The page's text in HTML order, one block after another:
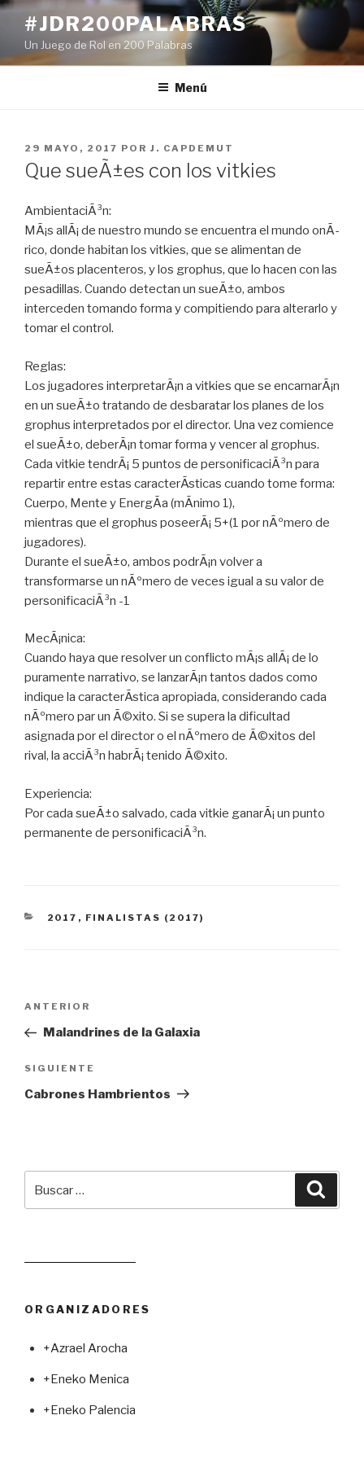
Ir
contenido
#JDR200PALABRAS
Un Juego de Rol en 200 Palabras
Menú
PUBLICADO
EN
29 MAYO, 2017 POR J. CAPDEMUT
Que sueÃ±es con los vitkies
AmbientaciÃ³n:
MÃ¡s allÃ¡ de nuestro mundo se encuentra el mundo onÃ­
rico, donde habitan los vitkies, que se alimentan de
sueÃ±os placenteros, y los grophus, que lo hacen con las
pesadillas. Cuando detectan un sueÃ±o, ambos
interceden tomando forma y compitiendo para alterarlo y
tomar el control.
Reglas:
Los jugadores interpretarÃ¡n a vitkies que se encarnarÃ¡n
en un sueÃ±o tratando de desbaratar los planes de los
grophus interpretados por el director. Una vez comience
el sueÃ±o, deberÃ¡n tomar forma y vencer al grophus.
Cada vitkie tendrÃ¡ 5 puntos de personificaciÃ³n para
repartir entre estas caracterÃ­sticas cuando tome forma:
Cuerpo, Mente y EnergÃ­a (mÃ­nimo 1),
mientras que el grophus poseerÃ¡ 5+(1 por nÃºmero de
jugadores).
Durante el sueÃ±o, ambos podrÃ¡n volver a
transformarse un nÃºmero de veces igual a su valor de
personificaciÃ³n -1
MecÃ¡nica:
Cuando haya que resolver un conflicto mÃ¡s allÃ¡ de lo
puramente narrativo, se lanzarÃ¡n tantos dados como
indique la caracterÃ­stica apropiada, considerando cada
nÃºmero par un Ã©xito. Si se supera la dificultad
asignada por el director o el nÃºmero de Ã©xitos del
rival, la acciÃ³n habrÃ¡ tenido Ã©xito.
Experiencia:
Por cada sueÃ±o salvado, cada vitkie ganarÃ¡ un punto
permanente de personificaciÃ³n.
CATEGORÍAS
2017 , FINALISTAS (2017)
entradas
Entrada
anterior:
ANTERIOR
Malandrines de la Galaxia
Siguiente
entrada
SIGUIENTE
Cabrones Hambrientos
por:
ORGANIZADORES
+Azrael Arocha
+Eneko Menica
+Eneko Palencia